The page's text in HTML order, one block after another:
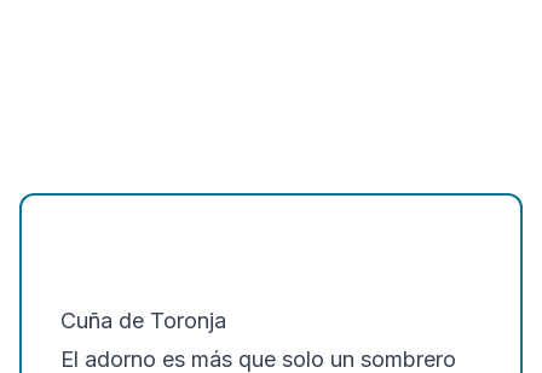
Cuña de Toronja
El adorno es más que solo un sombrero